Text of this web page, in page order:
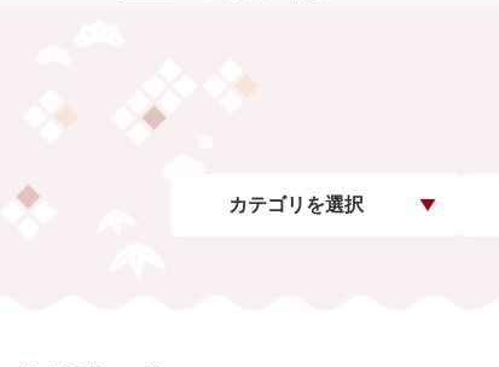
カテゴリを選択